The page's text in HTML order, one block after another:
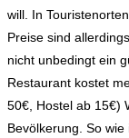
will. In
Preise sind
nicht unbedingt ein
Restaurant kostet
50€, Hostel ab 15€)
Bevölkerung. So